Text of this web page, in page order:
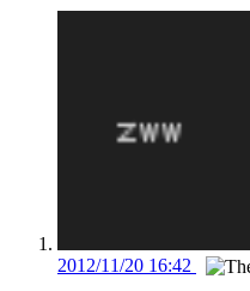
2012/11/20 16:42